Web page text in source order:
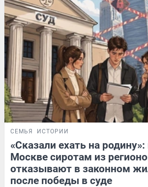
СЕМЬЯ ИСТОРИИ
«Сказали ехать на
Москве сиротам из
отказывают в законном
после победы в суде